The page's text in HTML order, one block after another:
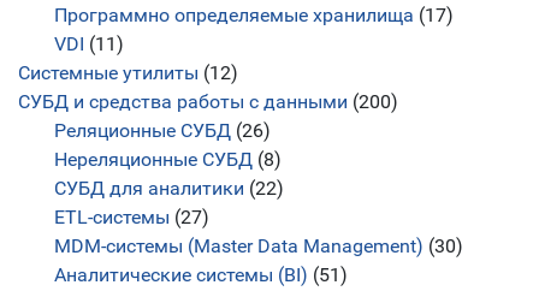
Программно определяемые хранилища (17)
VDI (11)
Системные утилиты (12)
СУБД и средства работы с данными (200)
Реляционные СУБД (26)
Нереляционные СУБД (8)
СУБД для аналитики (22)
ETL-системы (27)
MDM-системы (Master Data Management) (30)
Аналитические системы (BI) (51)